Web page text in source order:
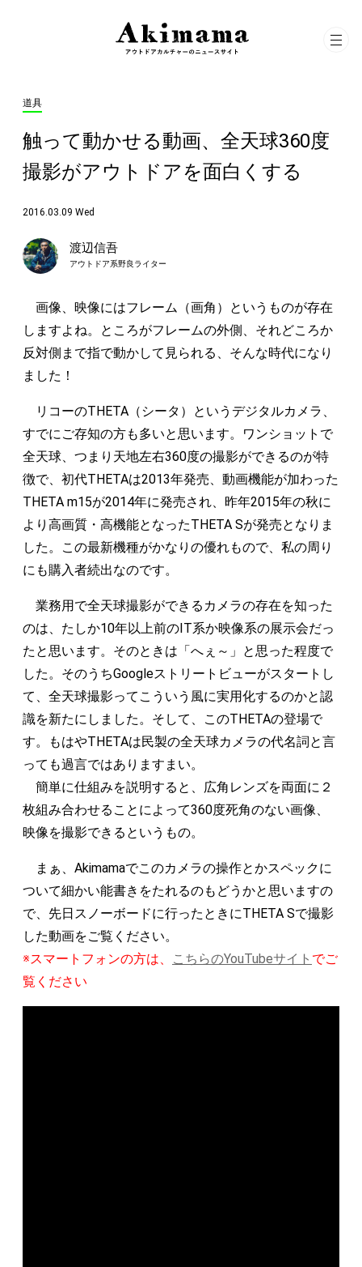
道具
触って動かせる動画、全天球360度
撮影がアウトドアを面白くする
2016.03.09 Wed
渡辺信吾
アウトドア系野良ライター
画像、映像にはフレーム（画角）というものが存在
しますよね。ところがフレームの外側、それどころか
反対側まで指で動かして見られる、そんな時代になり
ました！
リコーのTHETA（シータ）というデジタルカメラ、
すでにご存知の方も多いと思います。ワンショットで
全天球、つまり天地左右360度の撮影ができるのが特
徴で、初代THETAは2013年発売、動画機能が加わった
THETA m15が2014年に発売され、昨年2015年の秋に
より高画質・高機能となったTHETA Sが発売となりま
した。この最新機種がかなりの優れもので、私の周り
にも購入者続出なのです。
業務用で全天球撮影ができるカメラの存在を知った
のは、たしか10年以上前のIT系か映像系の展示会だっ
たと思います。そのときは「へぇ～」と思った程度で
した。そのうちGoogleストリートビューがスタートし
て、全天球撮影ってこういう風に実用化するのかと認
識を新たにしました。そして、このTHETAの登場で
す。もはやTHETAは民製の全天球カメラの代名詞と言
っても過言ではありますまい。
簡単に仕組みを説明すると、広角レンズを両面に２
枚組み合わせることによって360度死角のない画像、
映像を撮影できるというもの。
まぁ、Akimamaでこのカメラの操作とかスペックに
ついて細かい能書きをたれるのもどうかと思いますの
で、先日スノーボードに行ったときにTHETA Sで撮影
した動画をご覧ください。
※スマートフォンの方は、
こちらのYouTubeサイト でご
覧ください